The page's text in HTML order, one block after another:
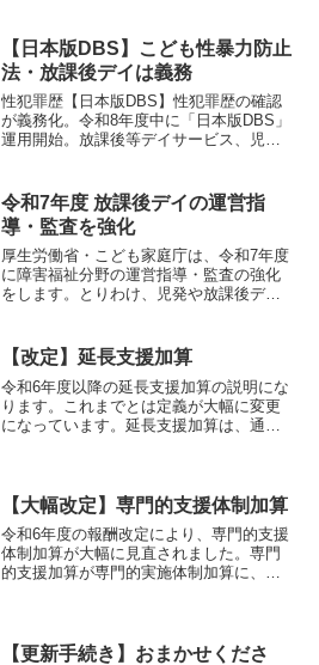
雇用の実態・アセスメント・アセスメン
ト分析などの予定。
【日本版DBS】こども性暴力防止
法・放課後デイは義務
性犯罪歴【日本版DBS】性犯罪歴の確認
が義務化。令和8年度中に「日本版DBS」
運用開始。放課後等デイサービス、児童
いれば認定される。事業者が申請する必
要あり。保育実習生。
令和7年度 放課後デイの運営指
導・監査を強化
厚生労働省・こども家庭庁は、令和7年度
に障害福祉分野の運営指導・監査の強化
をします。とりわけ、児発や放課後デイ
必要。障害福祉・放課後デイの運営指導
強化・監査強化・ポイント・全国対応
【改定】延長支援加算
令和6年度以降の延長支援加算の説明にな
ります。これまでとは定義が大幅に変更
になっています。延長支援加算は、通常
す。原則、事前に計画していることがポ
イント
【大幅改定】専門的支援体制加算
令和6年度の報酬改定により、専門的支援
体制加算が大幅に見直されました。専門
的支援加算が専門的実施体制加算に、特
要になります。
【更新手続き】おまかせくださ